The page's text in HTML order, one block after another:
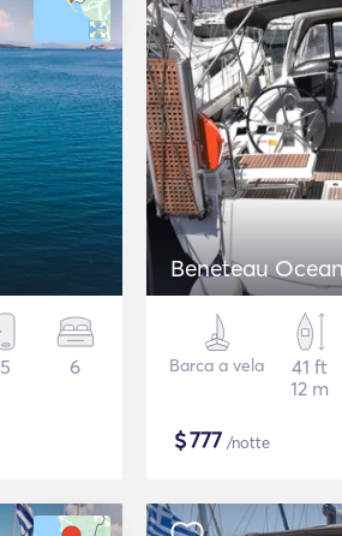
5 6
Beneteau
Barca a vela
41 ft
12 m
$777 /notte